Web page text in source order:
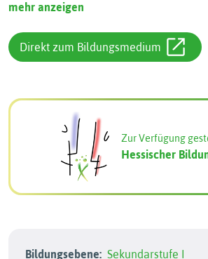
mehr anzeigen
Direkt zum Bildungsmedium
Zur Verfügung
Hessischer
Bildungsebene: Sekundarstufe I